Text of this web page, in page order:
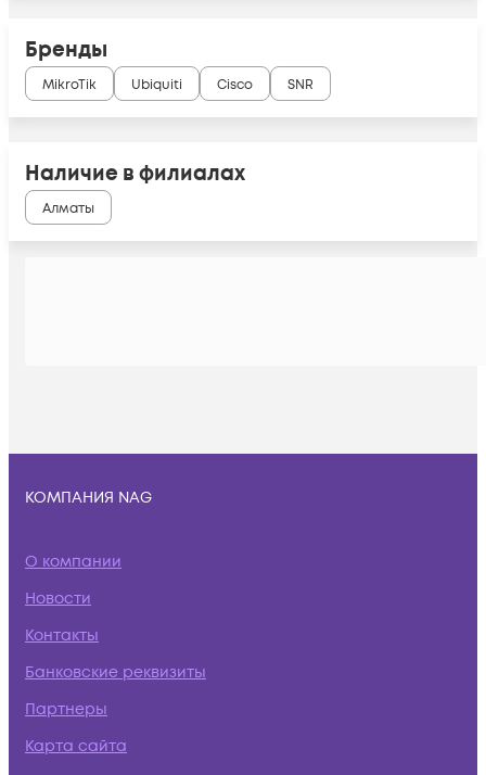
Бренды
MikroTik Ubiquiti Cisco SNR
Наличие в филиалах
Алматы
КОМПАНИЯ NAG
О компании
Новости
Контакты
Банковские реквизиты
Партнеры
Карта сайта